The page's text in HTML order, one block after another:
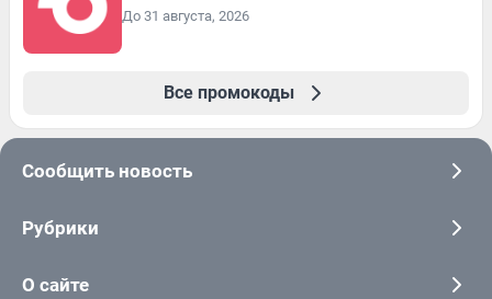
До 31 августа, 2026
Все промокоды
Сообщить новость
Рубрики
О сайте